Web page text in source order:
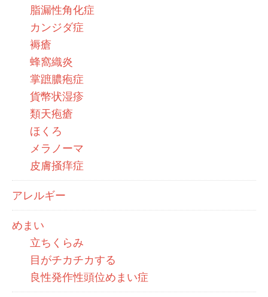
脂漏性角化症
カンジダ症
褥瘡
蜂窩織炎
掌蹠膿疱症
貨幣状湿疹
類天疱瘡
ほくろ
メラノーマ
皮膚掻痒症
アレルギー
めまい
立ちくらみ
目がチカチカする
良性発作性頭位めまい症